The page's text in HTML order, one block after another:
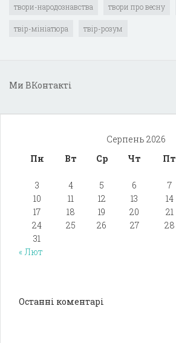
твори-народознавства твори про весну
твір-мініатюра твір-розум
Ми ВКонтакті
Серпень 2026
Пн
Вт Ср Чт Пт
3
4 5 6 7
10
11 12 13 14
17
18 19 20 21
24
25 26 27 28
31
« Лют
Останні коментарі